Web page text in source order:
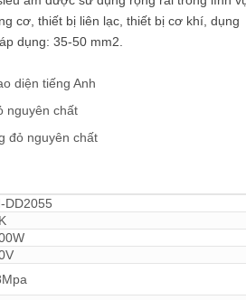
cơ, thiết bị liên lạc, thiết bị cơ khí, dụng
dụng: 35-50 mm2.
diện tiếng Anh
nguyên chất
đỏ nguyên chất
DD2055